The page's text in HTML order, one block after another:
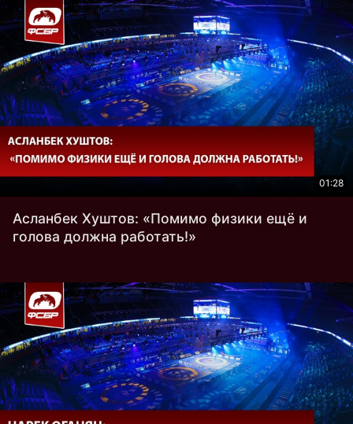
01:28
Aсланбек Хуштов: «Помимо физики ещё и
голова должна работать!»